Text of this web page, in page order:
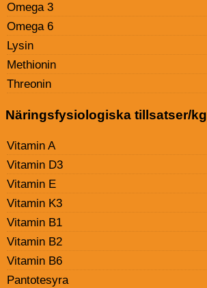
Omega 3
Omega 6
Lysin
Methionin
Threonin
Näringsfysiologiska tillsatser/kg
Vitamin A
Vitamin D3
Vitamin E
Vitamin K3
Vitamin B1
Vitamin B2
Vitamin B6
Pantotesyra